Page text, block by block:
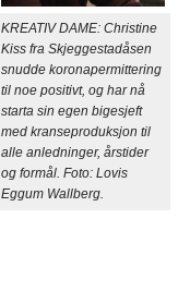
KREATIV DAME: Christine
Kiss fra Skjeggestadåsen
snudde koronapermittering
til noe positivt, og har nå
starta sin egen bigesjeft
med kranseproduksjon til
alle anledninger, årstider
og formål. Foto: Lovis
Eggum Wallberg.